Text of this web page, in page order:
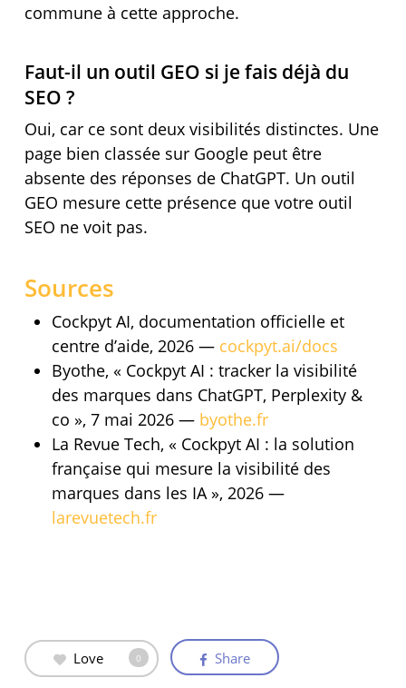
commune à cette approche.
Faut-il un outil GEO si je fais déjà du
SEO ?
Oui, car ce sont deux visibilités distinctes. Une
page bien classée sur Google peut être
absente des réponses de ChatGPT. Un outil
GEO mesure cette présence que votre outil
SEO ne voit pas.
Sources
Cockpyt AI, documentation officielle et
centre d’aide, 2026 — cockpyt.ai/docs
Byothe, « Cockpyt AI : tracker la visibilité
des marques dans ChatGPT, Perplexity &
co », 7 mai 2026 — byothe.fr
La Revue Tech, « Cockpyt AI : la solution
française qui mesure la visibilité des
marques dans les IA », 2026 —
larevuetech.fr
Love 0 Share